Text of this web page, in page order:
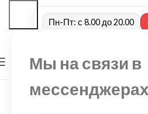
Мы на связи в
мессенджерах
Пн-Пт: с 8.00 до 20.00
МЕНЮ